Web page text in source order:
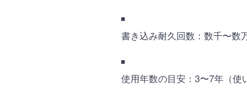
書き込み耐久回数：数千〜数
使用年数の目安：3〜7年（使